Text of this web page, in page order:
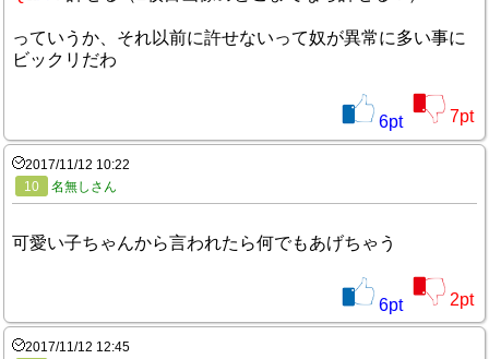
っていうか、それ以前に許せないって奴が異常に多い事に
ビックリだわ
6pt 7pt
2017/11/12 10:22
10
名無しさん
可愛い子ちゃんから言われたら何でもあげちゃう
6pt 2pt
2017/11/12 12:45